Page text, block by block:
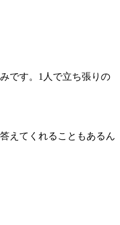
です。1人で立ち張りの
えてくれることもあるん